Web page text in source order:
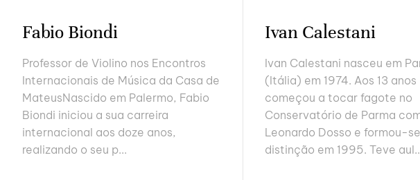
Fabio Biondi
Professor de Violino nos Encontros
Internacionais de Música da Casa de
MateusNascido em Palermo, Fabio
Biondi iniciou a sua carreira
internacional aos doze anos,
realizando o seu p...
Ivan Calestani
Ivan Calestani nasceu em
(Itália) em 1974. Aos 13 anos
começou a tocar fagote no
Conservatório de Parma
Leonardo Dosso e formou-
distinção em 1995. Teve